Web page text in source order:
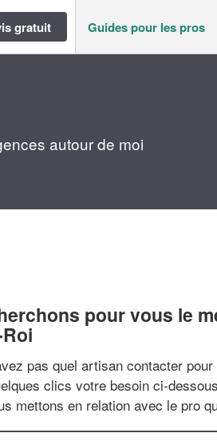
gratuit Guides pour les pros
autour de moi
pour vous le
pas quel artisan contacter
clics votre besoin ci-
mettons en relation avec le pro